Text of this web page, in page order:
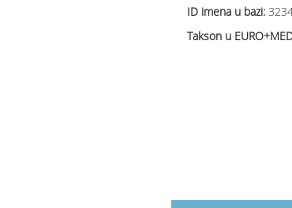
ID imena u bazi:
Takson u